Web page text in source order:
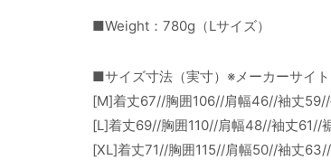
■Weight：780g（Lサイズ）
■サイズ寸法（実寸）※メーカーサイト
[M]着丈67//胸囲106//肩幅46//袖丈
[L]着丈69//胸囲110//肩幅48//袖丈61//
[XL]着丈71//胸囲115//肩幅50//袖丈63//